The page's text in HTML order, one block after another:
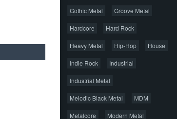
Gothic Metal Groove Metal
Hardcore Hard Rock
Heavy Metal Hip-Hop House
Indie Rock Industrial
Industrial Metal
Melodic Black Metal MDM
Metalcore Modern Metal